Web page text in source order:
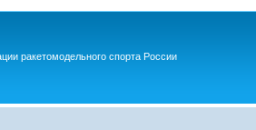
ракетомодельного спорта России